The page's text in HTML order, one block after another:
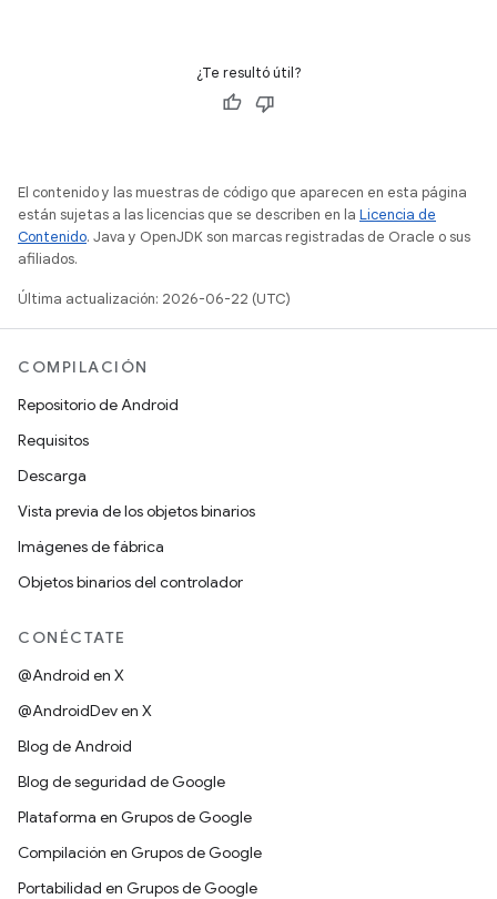
¿Te resultó útil?
El contenido y las muestras de código que aparecen en esta página
están sujetas a las licencias que se describen en la Licencia de
Contenido. Java y OpenJDK son marcas registradas de Oracle o sus
afiliados.
Última actualización: 2026-06-22 (UTC)
COMPILACIÓN
Repositorio de Android
Requisitos
Descarga
Vista previa de los objetos binarios
Imágenes de fábrica
Objetos binarios del controlador
CONÉCTATE
@Android en X
@AndroidDev en X
Blog de Android
Blog de seguridad de Google
Plataforma en Grupos de Google
Compilación en Grupos de Google
Portabilidad en Grupos de Google